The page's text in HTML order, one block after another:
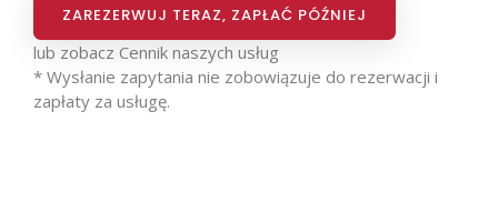
ZAREZERWUJ TERAZ, ZAPŁAĆ PÓŹNIEJ
lub zobacz Cennik naszych usług
* Wysłanie zapytania nie zobowiązuje do rezerwacji i
zapłaty za usługę.